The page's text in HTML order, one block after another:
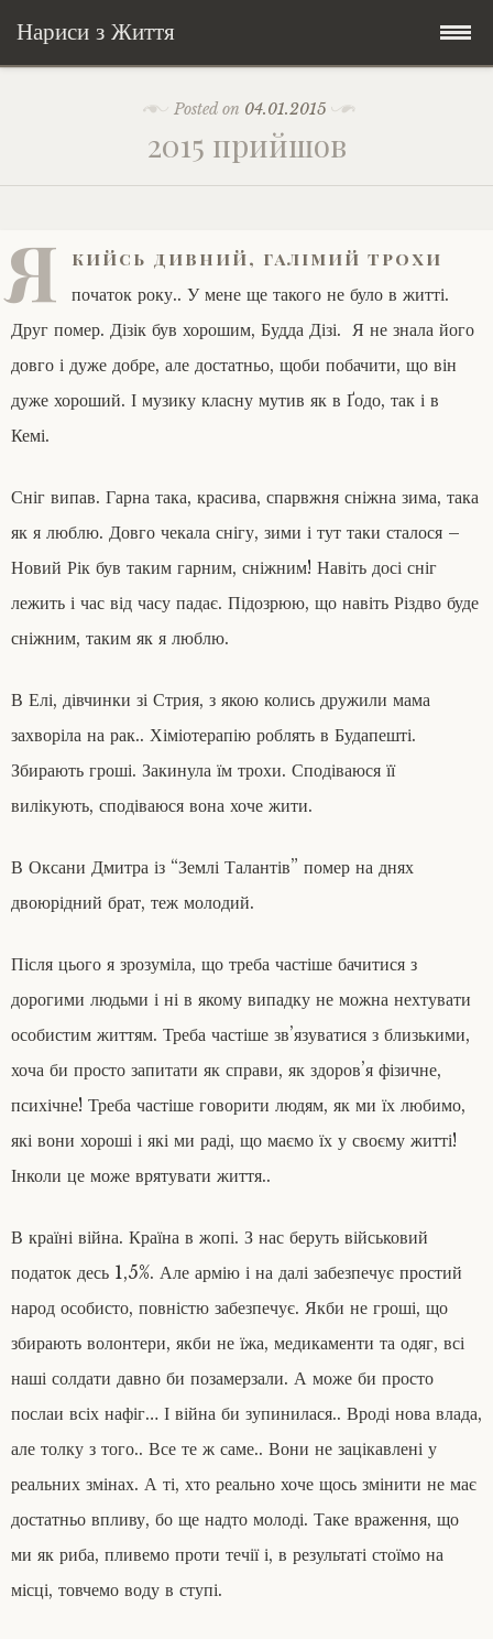
Нариси з Життя
Соло автостоп
Мандри
Освіта і виховання
Війна
Мої творіння
Книги
Posts in English
poetry
My Speeches/Мої промови
Home/Додомцю
Posted on 04.01.2015
2015 прийшов
Я кийсь дивний, галімий трохи
початок року.. У мене ще такого не було в житті.
Друг помер. Дізік був хорошим, Будда Дізі. Я не знала його
довго і дуже добре, але достатньо, щоби побачити, що він
дуже хороший. І музику класну мутив як в Ґодо, так і в
Кемі.
Сніг випав. Гарна така, красива, спарвжня сніжна зима, така
як я люблю. Довго чекала снігу, зими і тут таки сталося –
Новий Рік був таким гарним, сніжним! Навіть досі сніг
лежить і час від часу падає. Підозрюю, що навіть Різдво буде
сніжним, таким як я люблю.
В Елі, дівчинки зі Стрия, з якою колись дружили мама
захворіла на рак.. Хіміотерапію роблять в Будапешті.
Збирають гроші. Закинула їм трохи. Сподіваюся її
вилікують, сподіваюся вона хоче жити.
В Оксани Дмитра із “Землі Талантів” помер на днях
двоюрідний брат, теж молодий.
Після цього я зрозуміла, що треба частіше бачитися з
дорогими людьми і ні в якому випадку не можна нехтувати
особистим життям. Треба частіше зв’язуватися з близькими,
хоча би просто запитати як справи, як здоров’я фізичне,
психічне! Треба частіше говорити людям, як ми їх любимо,
які вони хороші і які ми раді, що маємо їх у своєму житті!
Інколи це може врятувати життя..
В країні війна. Країна в жопі. З нас беруть військовий
податок десь 1,5%. Але армію і на далі забезпечує простий
народ особисто, повністю забезпечує. Якби не гроші, що
збирають волонтери, якби не їжа, медикаменти та одяг, всі
наші солдати давно би позамерзали. А може би просто
послаи всіх нафіг… І війна би зупинилася.. Вроді нова влада,
але толку з того.. Все те ж саме.. Вони не зацікавлені у
реальних змінах. А ті, хто реально хоче щось змінити не має
достатньо впливу, бо ще надто молоді. Таке враження, що
ми як риба, пливемо проти течії і, в результаті стоїмо на
місці, товчемо воду в ступі.